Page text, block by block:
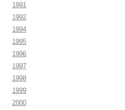
1991
1992
1994
1995
1996
1997
1998
1999
2000